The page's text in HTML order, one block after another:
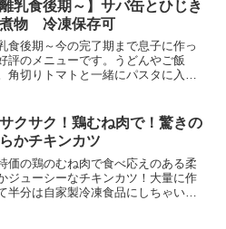
離乳食後期～】サバ缶とひじき
物 冷凍保存可
食後期～今の完了期まで息子に作っ
評のメニューです。うどんやご飯
角切りトマトと一緒にパスタに入れ
ピ） 約1時間 300円前後 材料鯖の水
乾燥ひじき...
クサク！鶏むね肉で！驚きの
かチキンカツ
価の鶏のむね肉で食べ応えのある柔
ジューシーなチキンカツ！大量に作
半分は自家製冷凍食品にしちゃいま